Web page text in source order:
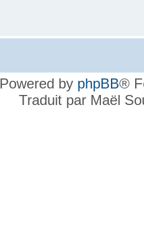
Powered by phpBB®
Traduit par Maël